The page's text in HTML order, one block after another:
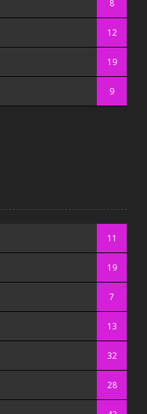
8
12
19
9
11
19
7
13
32
28